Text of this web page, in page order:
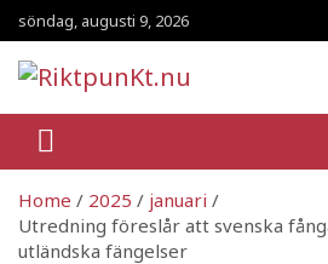
Skip
to
content
söndag, augusti 9, 2026
RiktpunKt.nu
Home 2025
januari
Utredning föreslår att svenska
utländska fängelser